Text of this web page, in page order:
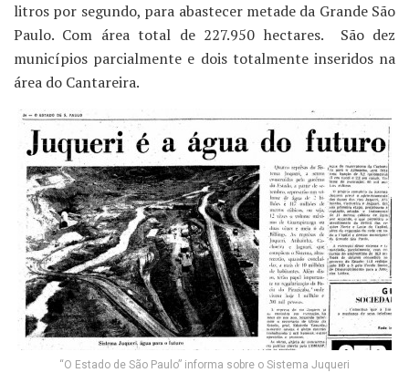
litros por segundo, para abastecer metade da Grande São
Paulo. Com área total de 227.950 hectares. São dez
municípios parcialmente e dois totalmente inseridos na
área do Cantareira.
“O Estado de São Paulo” informa sobre o Sistema Juqueri